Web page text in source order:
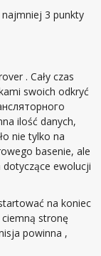
najmniej 3 punkty
. Cały czas
swoich odkryć
ilość danych,
nie tylko na
basenie, ale
dotyczące ewolucji
na koniec
stronę
powinna ,